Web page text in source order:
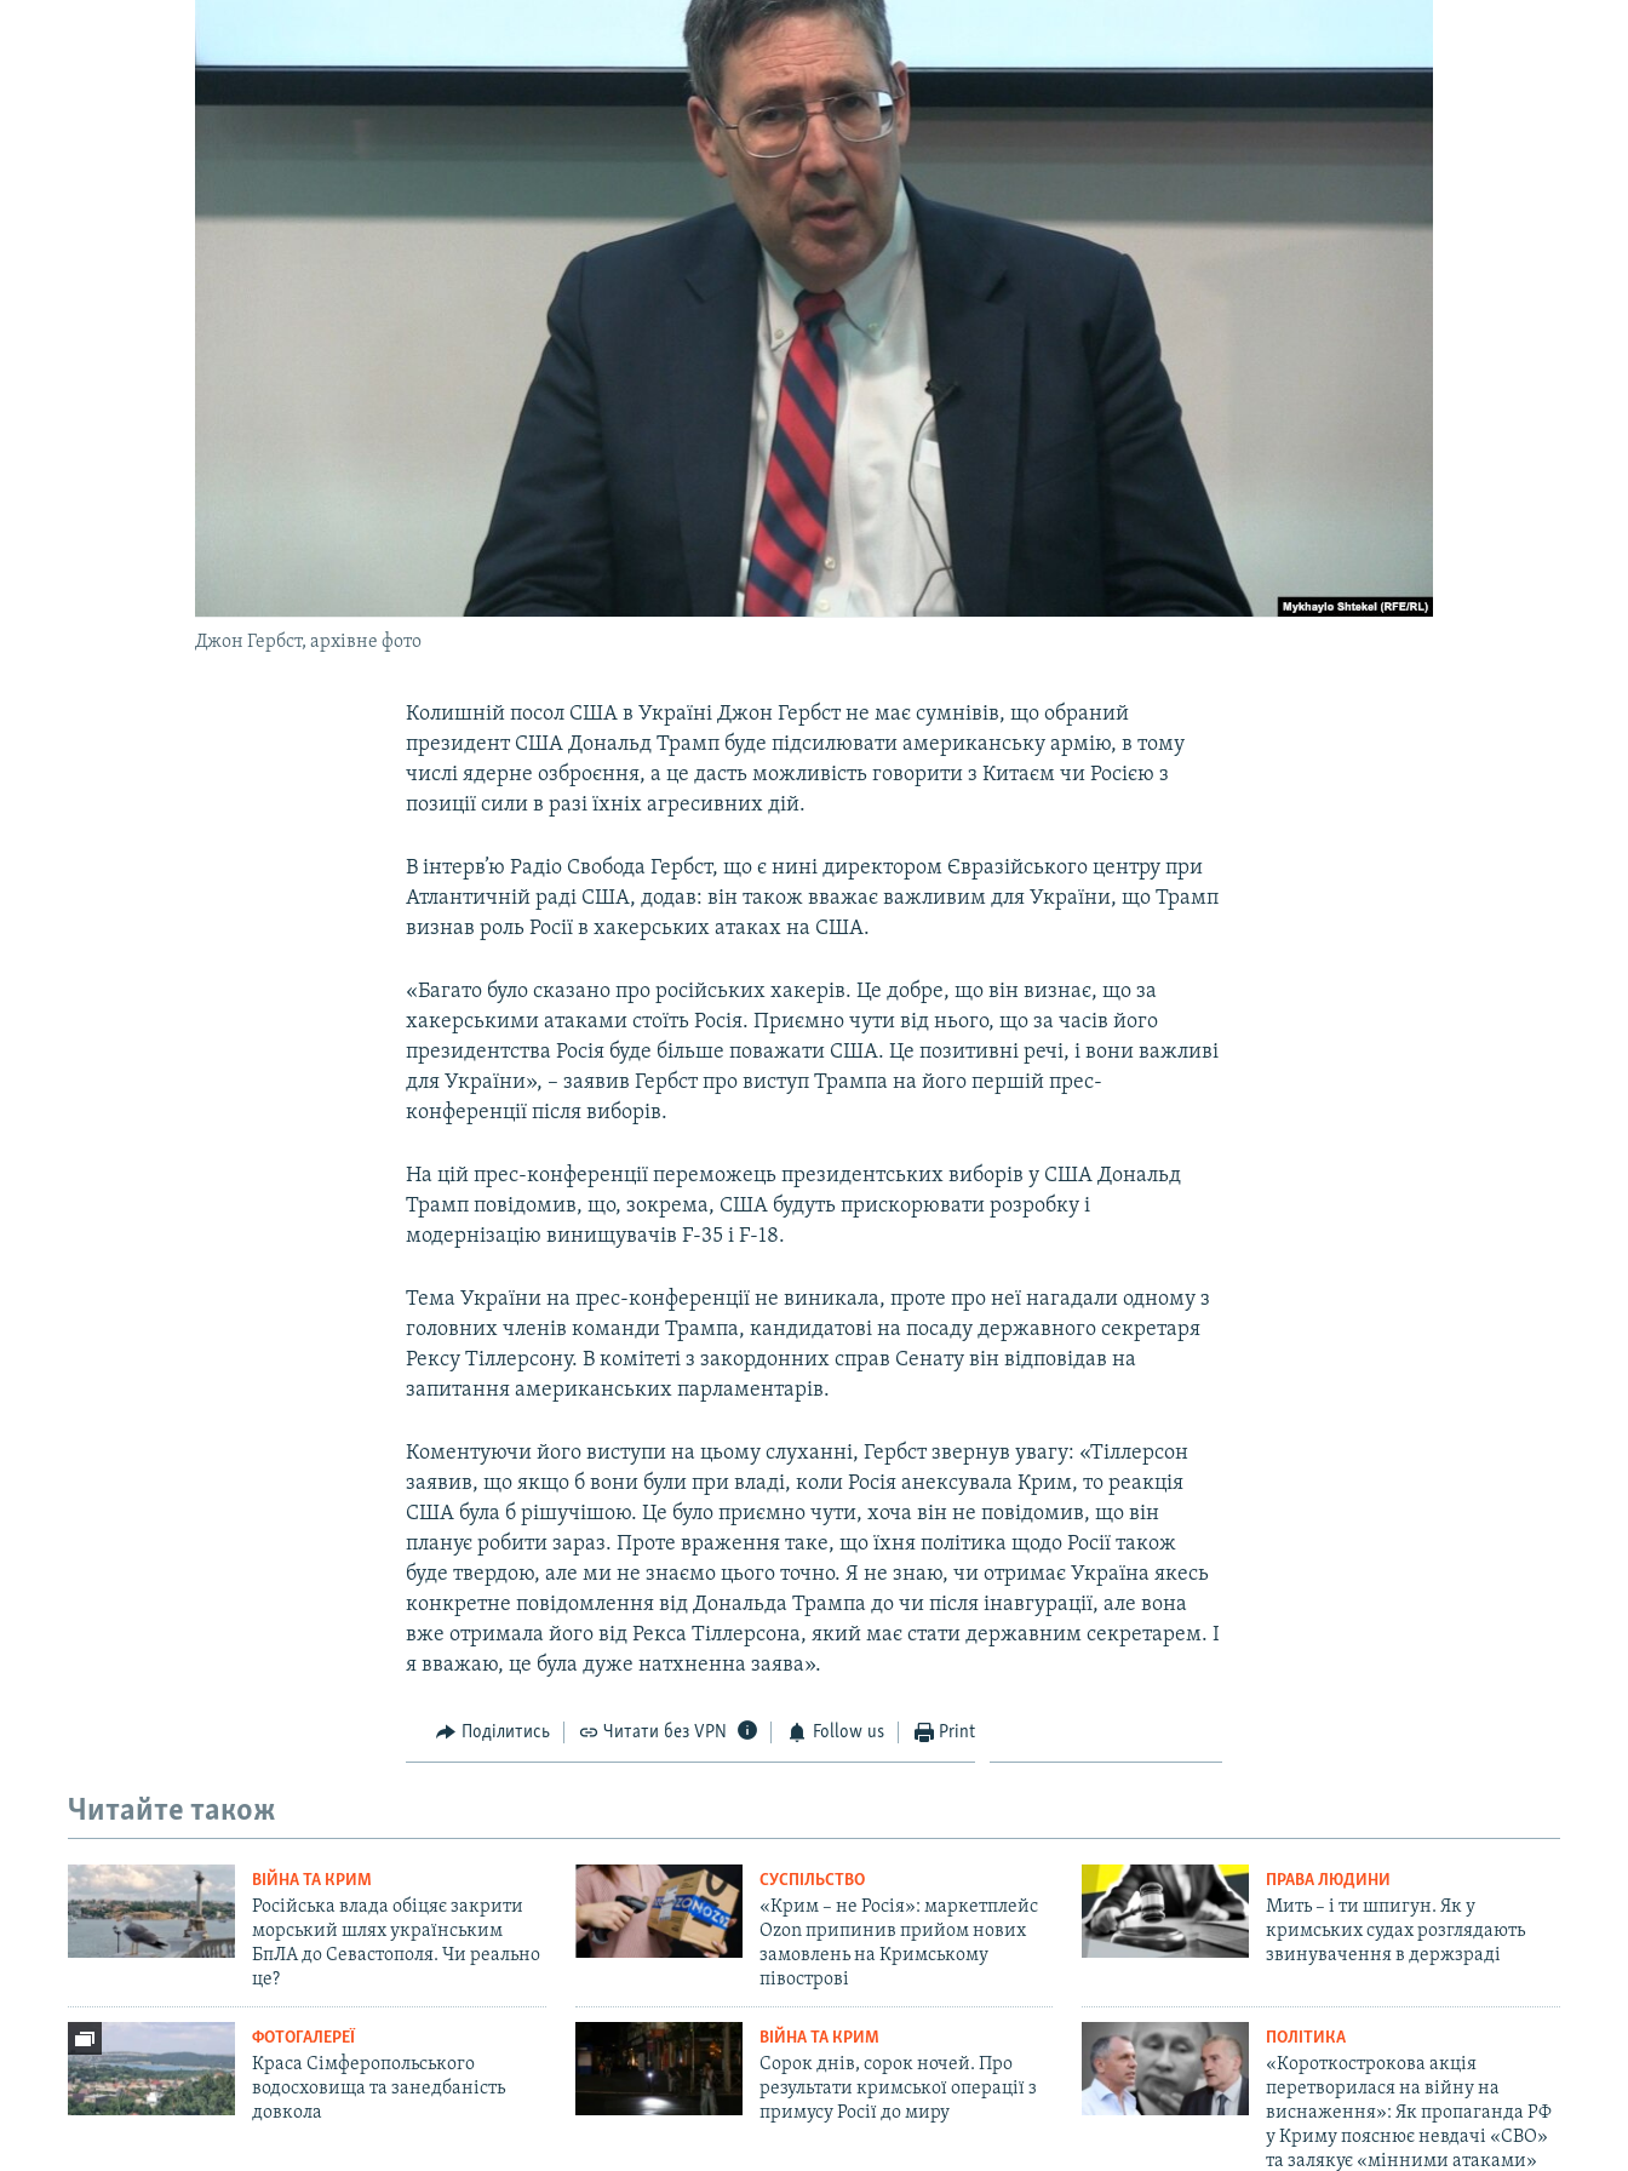
Джон Гербст, архівне фото
Колишній посол США в Україні Джон Гербст не має сумнівів, що обраний
президент США Дональд Трамп буде підсилювати американську армію, в тому
числі ядерне озброєння, а це дасть можливість говорити з Китаєм чи Росією з
позиції сили в разі їхніх агресивних дій.
В інтерв’ю Радіо Свобода Гербст, що є нині директором Євразійського центру при
Атлантичній раді США, додав: він також вважає важливим для України, що Трамп
визнав роль Росії в хакерських атаках на США.
«Багато було сказано про російських хакерів. Це добре, що він визнає, що за
хакерськими атаками стоїть Росія. Приємно чути від нього, що за часів його
президентства Росія буде більше поважати США. Це позитивні речі, і вони важливі
для України», – заявив Гербст про виступ Трампа на його першій прес-
конференції після виборів.
На цій прес-конференції переможець президентських виборів у США Дональд
Трамп повідомив, що, зокрема, США будуть прискорювати розробку і
модернізацію винищувачів F-35 і F-18.
Тема України на прес-конференції не виникала, проте про неї нагадали одному з
головних членів команди Трампа, кандидатові на посаду державного секретаря
Рексу Тіллерсону. В комітеті з закордонних справ Сенату він відповідав на
запитання американських парламентарів.
Коментуючи його виступи на цьому слуханні, Гербст звернув увагу: «Тіллерсон
заявив, що якщо б вони були при владі, коли Росія анексувала Крим, то реакція
США була б рішучішою. Це було приємно чути, хоча він не повідомив, що він
планує робити зараз. Проте враження таке, що їхня політика щодо Росії також
буде твердою, але ми не знаємо цього точно. Я не знаю, чи отримає Україна якесь
конкретне повідомлення від Дональда Трампа до чи після інавгурації, але вона
вже отримала його від Рекса Тіллерсона, який має стати державним секретарем. І
я вважаю, це була дуже натхненна заява».
Поділитись Читати без VPN Follow us Print
Читайте також
ВІЙНА ТА КРИМ
Російська влада обіцяє закрити
морський шлях українським
БпЛА до Севастополя. Чи реально
це?
СУСПІЛЬСТВО
«Крим – не Росія»: маркетплейс
Ozon припинив прийом нових
замовлень на Кримському
півострові
ПРАВА ЛЮДИНИ
Мить – і ти шпигун. Як у
кримських судах розглядають
звинувачення в держзраді
ФОТОГАЛЕРЕЇ
Краса Сімферопольського
водосховища та занедбаність
довкола
ВІЙНА ТА КРИМ
Сорок днів, сорок ночей. Про
результати кримської операції з
примусу Росії до миру
ПОЛІТИКА
«Короткострокова акція
перетворилася на війну на
виснаження»: Як пропаганда РФ
у Криму пояснює невдачі «СВО»
та залякує «мінними атаками»